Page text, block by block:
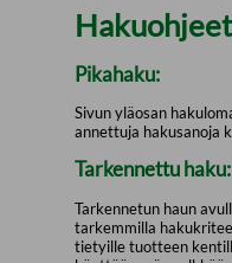
Hakuohjeet
Pikahaku:
Sivun yläosan
annettuja hakusanoja
Tarkennettu haku:
Tarkennetun haun
tarkemmilla
tietyille tuotteen